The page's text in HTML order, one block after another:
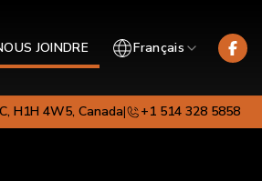
JOINDRE Français
H1H 4W5, Canada| +1 514 328 5858